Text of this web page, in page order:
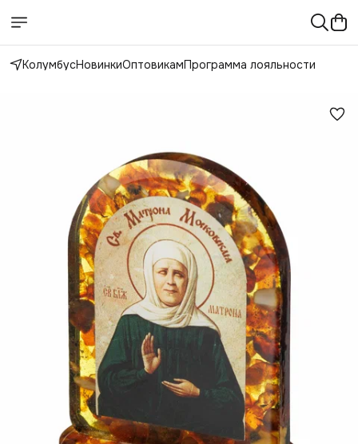
КолумбусНовинкиОптовикамПрограмма лояльности